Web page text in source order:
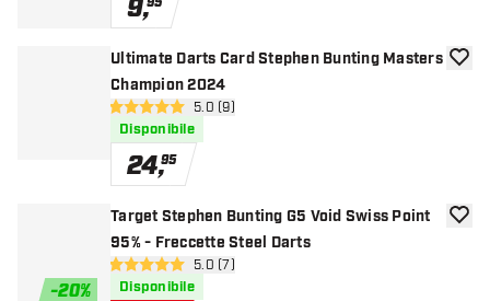
9,
Ultimate Darts Card Stephen Bunting Masters
Champion 2024
apri pannello recensioni
5 stelle di valutazione
5.0 (9)
Disponibile
24,95
-20%
Target Stephen Bunting G5 Void Swiss Point
95% - Freccette Steel Darts
apri pannello recensioni
5 stelle di valutazione
5.0 (7)
Disponibile